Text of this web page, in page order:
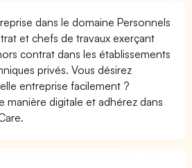
dans le domaine Personnels
et chefs de travaux exerçant
contrat dans les établissements
privés. Vous désirez
entreprise facilement ?
manière digitale et adhérez dans